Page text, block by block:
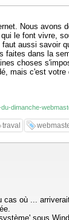
Nous
le font vivre,
aussi savoir
dans la
choses
mais c'est
dimanche-
traval
où ...
sous